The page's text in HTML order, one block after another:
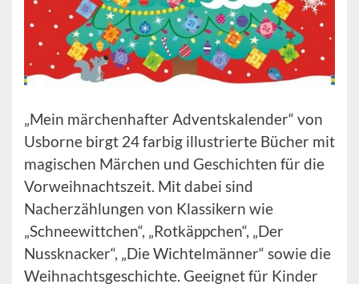
„Mein märchenhafter Adventskalender“ von
Usborne birgt 24 farbig illustrierte Bücher mit
magischen Märchen und Geschichten für die
Vorweihnachtszeit. Mit dabei sind
Nacherzählungen von Klassikern wie
„Schneewittchen“, „Rotkäppchen“, „Der
Nussknacker“, „Die Wichtelmänner“ sowie die
Weihnachtsgeschichte. Geeignet für Kinder